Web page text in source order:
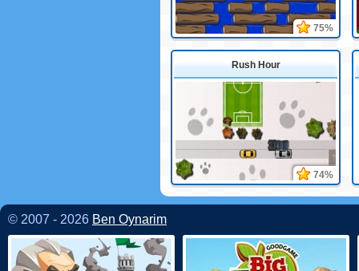
75%
Rush Hour
74%
© 2007 - 2026 Ben Oynarim